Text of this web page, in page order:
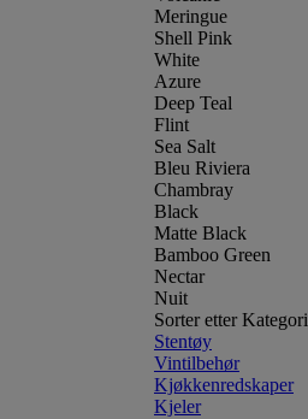
Meringue
Shell Pink
White
Azure
Deep Teal
Flint
Sea Salt
Bleu Riviera
Chambray
Black
Matte Black
Bamboo Green
Nectar
Nuit
Sorter etter Kategori
Stentøy
Vintilbehør
Kjøkkenredskaper
Kjeler